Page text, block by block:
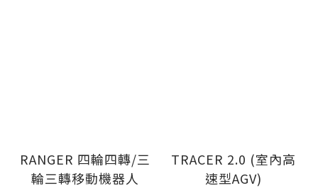
RANGER 四輪四轉/三
輪三轉移動機器人
TRACER 2.0 (室內高
速型AGV)